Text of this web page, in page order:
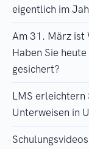
eigentlich im
Am 31. März ist
Haben Sie
gesichert?
LMS erleichtern
Unterweisen in